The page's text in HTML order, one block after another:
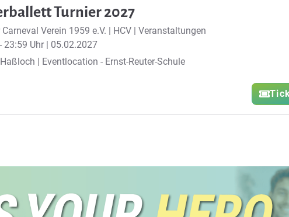
Turnier 2027
Verein 1959 e.V. | HCV | Veranstaltungen
23:59 Uhr | 05.02.2027
| Eventlocation - Ernst-Reuter-Schule